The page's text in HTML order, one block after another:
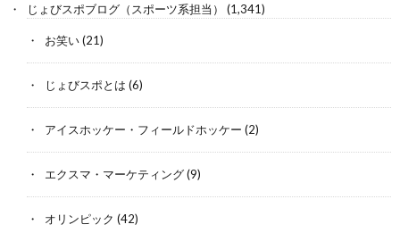
じょびスポブログ（スポーツ系担当） (1,341)
お笑い(21)
じょびスポとは (6)
アイスホッケー・フィールドホッケー (2)
エクスマ・マーケティング(9)
オリンピック (42)